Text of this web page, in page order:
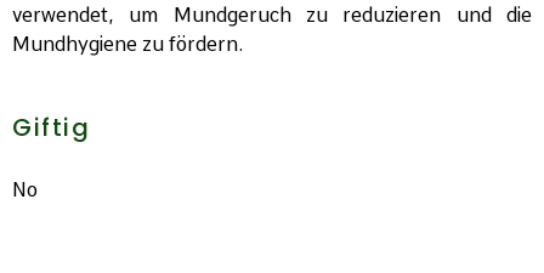
verwendet, um Mundgeruch zu reduzieren und die
Mundhygiene zu fördern.
Giftig
No